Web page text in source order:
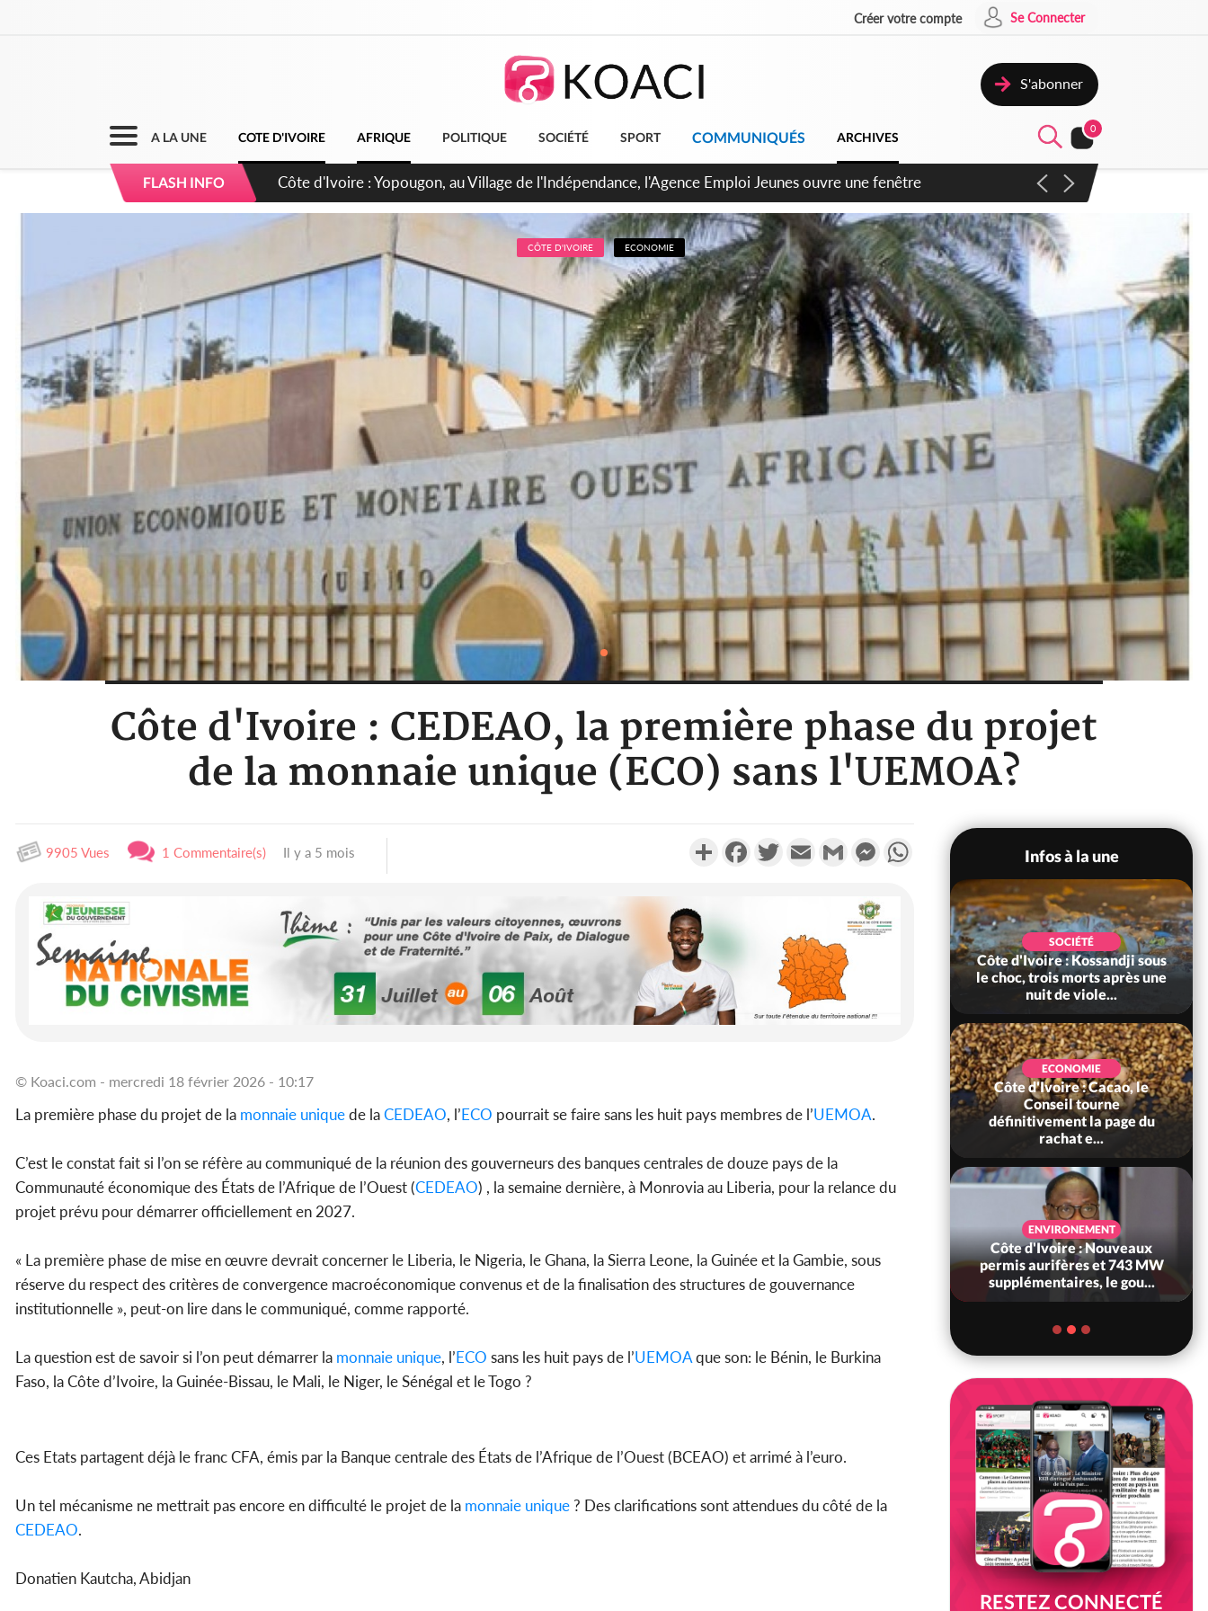
Créer votre compte Se Connecter
S'abonner
A LA UNE COTE D'IVOIRE AFRIQUE POLITIQUE SOCIÉTÉ SPORT COMMUNIQUÉS ARCHIVES
0
FLASH INFO
Côte d'Ivoire : CHU de Treichville, après la fronde, les agents contractuels obtiennent un accord avec la
direction sur les arriérés du SMIG 2023
CÔTE D'IVOIRE ECONOMIE
Côte d'Ivoire : CEDEAO, la première phase du projet
de la monnaie unique (ECO) sans l'UEMOA?
9905 Vues 1 Commentaire(s) Il y a 5 mois PartagerFacebookTwitterEmail Gmail MessengerWhatsApp
© Koaci.com - mercredi 18 février 2026 - 10:17
La première phase du projet de la monnaie uniquede laCEDEAO, l’ECO pourrait se faire sans les huit pays membres de l’UEMOA.
C’est le constat fait si l’on se réfère au communiqué de la réunion des gouverneurs des banques centrales de douze pays de la
Communauté économique des États de l’Afrique de l’Ouest (CEDEAO) , la semaine dernière, à Monrovia au Liberia, pour la relance du
projet prévu pour démarrer officiellement en 2027.
« La première phase de mise en œuvre devrait concerner le Liberia, le Nigeria, le Ghana, la Sierra Leone, la Guinée et la Gambie, sous
réserve du respect des critères de convergence macroéconomique convenus et de la finalisation des structures de gouvernance
institutionnelle », peut-on lire dans le communiqué, comme rapporté.
La question est de savoir si l’on peut démarrer la monnaie unique, l’ECO sans les huit pays de l’UEMOAque son: le Bénin, le Burkina
Faso, la Côte d’Ivoire, la Guinée-Bissau, le Mali, le Niger, le Sénégal et le Togo ?
Ces Etats partagent déjà le franc CFA, émis par la Banque centrale des États de l’Afrique de l’Ouest (BCEAO) et arrimé à l’euro.
Un tel mécanisme ne mettrait pas encore en difficulté le projet de la monnaie unique ? Des clarifications sont attendues du côté de la
CEDEAO.
Donatien Kautcha, Abidjan
Infos à la une
POLITIQUE
Côte d'Ivoire : Indépendance
2026, Yopougon coeur
battant de la célébration...
société civile, le
sanitaire, le gouvernement
modernise ses structures...
SOCIÉTÉ
Côte d'Ivoire : Kossandji sous
le choc, trois morts après une
nuit de viole...
ECONOMIE
Côte d'Ivoire : Cacao, le
Conseil tourne
définitivement la page du
rachat e...
ENVIRONEMENT
Côte d'Ivoire : Nouveaux
permis aurifères et 743 MW
supplémentaires, le gou...
RESTEZ CONNECTÉ